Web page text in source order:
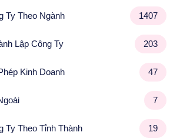
Ty Theo Ngành 1407
Lập Công Ty 203
Kinh Doanh 47
7
Ty Theo Tỉnh Thành 19